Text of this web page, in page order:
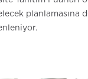
planlamasına